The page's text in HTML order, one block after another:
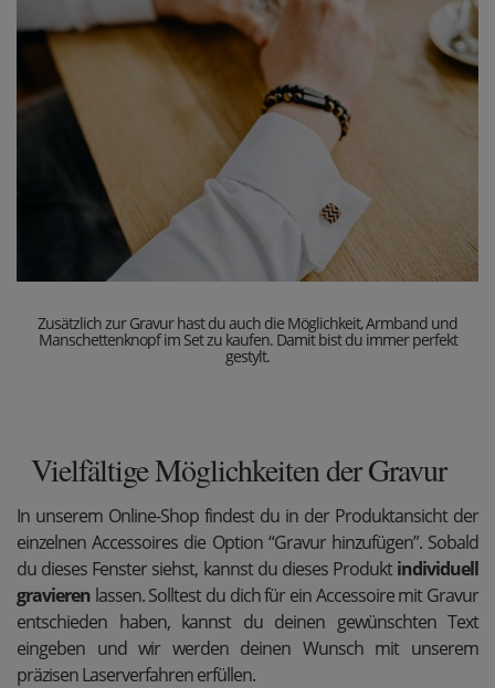
Zusätzlich zur Gravur hast du auch die Möglichkeit, Armband und
Manschettenknopf im Set zu kaufen. Damit bist du immer perfekt
gestylt.
Vielfältige Möglichkeiten der Gravur
In unserem Online-Shop findest du in der Produktansicht der
einzelnen Accessoires die Option “Gravur hinzufügen”. Sobald
du dieses Fenster siehst, kannst du dieses Produktindividuell
gravieren lassen. Solltest du dich für ein Accessoire mit Gravur
entschieden haben, kannst du deinen gewünschten Text
eingeben und wir werden deinen Wunsch mit unserem
präzisen Laserverfahren erfüllen.